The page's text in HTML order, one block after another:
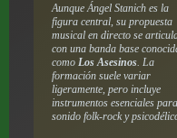
Aunque Ángel Stanich es la
figura central, su propuesta
musical en directo se
con una banda base
como Los Asesinos. La
formación suele variar
ligeramente, pero incluye
instrumentos esenciales
sonido folk-rocky